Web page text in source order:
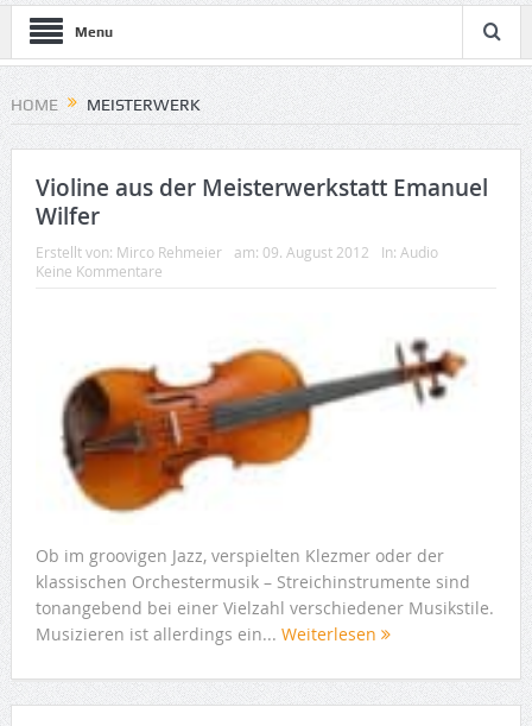
Menu
HOME MEISTERWERK
Violine aus der Meisterwerkstatt Emanuel
Wilfer
Erstellt von: Mirco Rehmeier am: 09. August 2012 In: Audio
Keine Kommentare
Ob im groovigen Jazz, verspielten Klezmer oder der
klassischen Orchestermusik – Streichinstrumente sind
tonangebend bei einer Vielzahl verschiedener Musikstile.
Musizieren ist allerdings ein... Weiterlesen